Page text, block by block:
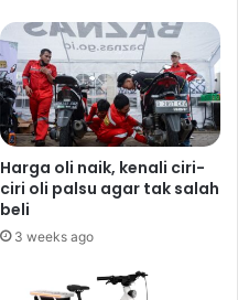
Harga oli naik, kenali ciri-
ciri oli palsu agar tak salah
beli
3 weeks ago